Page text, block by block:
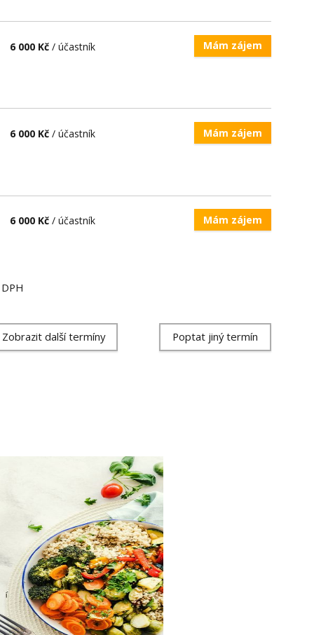
6 000 Kč / účastník Mám zájem
6 000 Kč / účastník Mám zájem
6 000 Kč / účastník Mám zájem
Zobrazit další termíny Poptat jiný termín